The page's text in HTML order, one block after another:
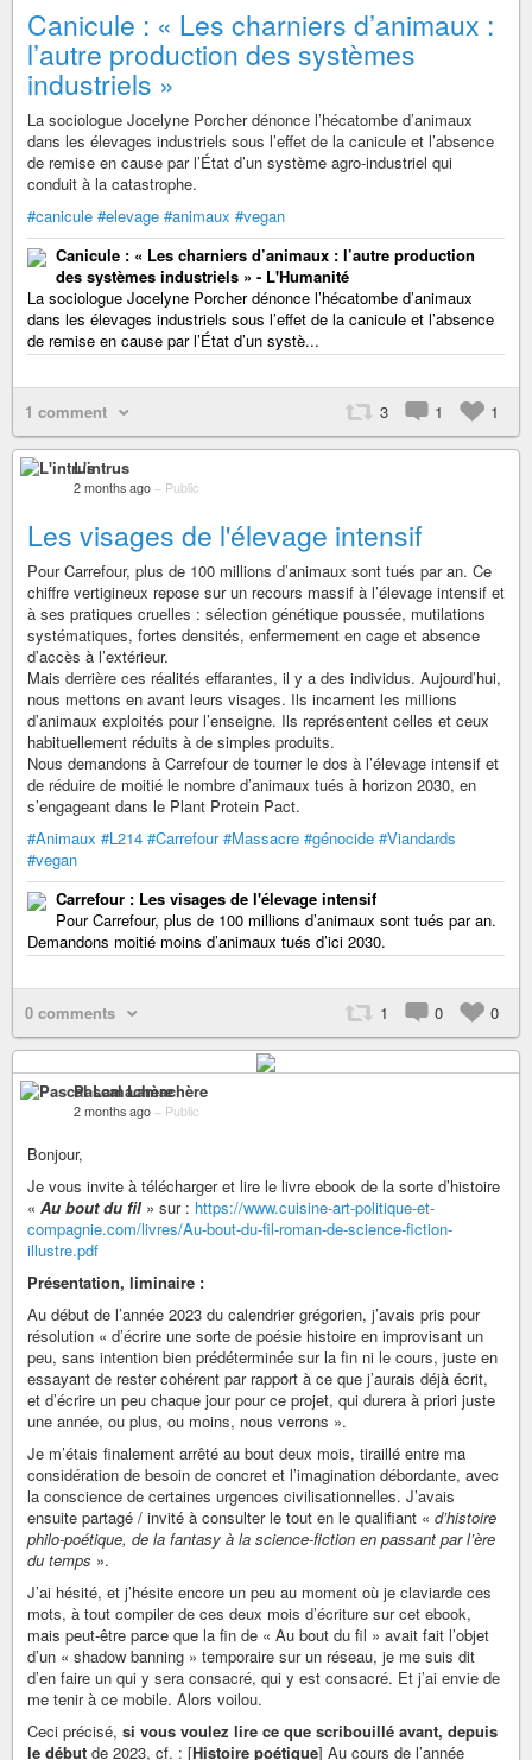
Canicule : « Les charniers d’animaux :
l’autre production des systèmes
industriels »
La sociologue Jocelyne Porcher dénonce l’hécatombe d’animaux
dans les élevages industriels sous l’effet de la canicule et l’absence
de remise en cause par l’État d’un système agro-industriel qui
conduit à la catastrophe.
#canicule #elevage #animaux #vegan
Canicule : « Les charniers d’animaux : l’autre production
des systèmes industriels » - L'Humanité
La sociologue Jocelyne Porcher dénonce l’hécatombe d’animaux
dans les élevages industriels sous l’effet de la canicule et l’absence
de remise en cause par l’État d’un systè...
1 comment 3 1 1
L'intrus
2 months ago – Public
Les visages de l'élevage intensif
Pour Carrefour, plus de 100 millions d’animaux sont tués par an. Ce
chiffre vertigineux repose sur un recours massif à l’élevage intensif et
à ses pratiques cruelles : sélection génétique poussée, mutilations
systématiques, fortes densités, enfermement en cage et absence
d’accès à l’extérieur.
Mais derrière ces réalités effarantes, il y a des individus. Aujourd’hui,
nous mettons en avant leurs visages. Ils incarnent les millions
d’animaux exploités pour l’enseigne. Ils représentent celles et ceux
habituellement réduits à de simples produits.
Nous demandons à Carrefour de tourner le dos à l’élevage intensif et
de réduire de moitié le nombre d’animaux tués à horizon 2030, en
s’engageant dans le Plant Protein Pact.
#Animaux #L214 #Carrefour #Massacre #génocide #Viandards
#vegan
Carrefour : Les visages de l'élevage intensif
Pour Carrefour, plus de 100 millions d’animaux sont tués par an.
Demandons moitié moins d’animaux tués d’ici 2030.
0 comments 1 0 0
Pascal Lamachère
2 months ago – Public
Bonjour,
Je vous invite à télécharger et lire le livre ebook de la sorte d’histoire
« Au bout du fil » sur : https://www.cuisine-art-politique-et-
compagnie.com/livres/Au-bout-du-fil-roman-de-science-fiction-
illustre.pdf
Présentation, liminaire :
Au début de l’année 2023 du calendrier grégorien, j’avais pris pour
résolution « d’écrire une sorte de poésie histoire en improvisant un
peu, sans intention bien prédéterminée sur la fin ni le cours, juste en
essayant de rester cohérent par rapport à ce que j’aurais déjà écrit,
et d’écrire un peu chaque jour pour ce projet, qui durera à priori juste
une année, ou plus, ou moins, nous verrons ».
Je m’étais finalement arrêté au bout deux mois, tiraillé entre ma
considération de besoin de concret et l’imagination débordante, avec
la conscience de certaines urgences civilisationnelles. J’avais
ensuite partagé / invité à consulter le tout en le qualifiant « d’histoire
philo-poétique, de la fantasy à la science-fiction en passant par l’ère
du temps ».
J’ai hésité, et j’hésite encore un peu au moment où je claviarde ces
mots, à tout compiler de ces deux mois d’écriture sur cet ebook,
mais peut-être parce que la fin de « Au bout du fil » avait fait l’objet
d’un « shadow banning » temporaire sur un réseau, je me suis dit
d’en faire un qui y sera consacré, qui y est consacré. Et j’ai envie de
me tenir à ce mobile. Alors voilou.
Ceci précisé, si vous voulez lire ce que scribouillé avant, depuis
le début de 2023, cf. : [Histoire poétique] Au cours de l’année